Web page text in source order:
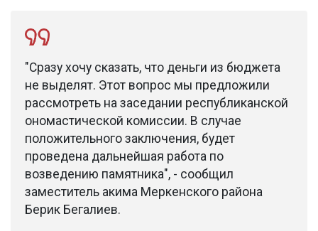
"Сразу хочу сказать, что деньги из бюджета
не выделят. Этот вопрос мы предложили
рассмотреть на заседании республиканской
ономастической комиссии. В случае
положительного заключения, будет
проведена дальнейшая работа по
возведению памятника", - сообщил
заместитель акима Меркенского района
Берик Бегалиев.